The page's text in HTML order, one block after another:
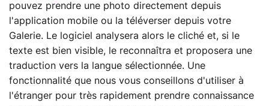
pouvez prendre une photo directement depuis
l'application mobile ou la téléverser depuis votre
Galerie. Le logiciel analysera alors le cliché et, si le
texte est bien visible, le reconnaîtra et proposera une
traduction vers la langue sélectionnée. Une
fonctionnalité que nous vous conseillons d'utiliser à
l'étranger pour très rapidement prendre connaissance